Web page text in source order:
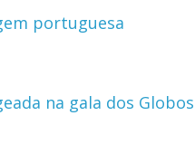
portuguesa
na gala dos